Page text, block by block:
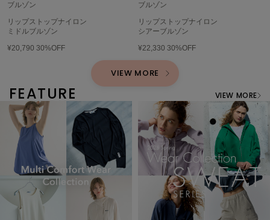
トーアンドトー
TEVA
THE NORTH FACE
ザ・ノース・フェイス
TODAYFUL
トゥデイフル
TSURU by Mariko Oikawa
ツルバイマリコオイカワ
ブルゾン
リップストップナイロン
ミドルブルゾン
¥20,790 30%OFF
ブルゾン
リップストップナイロン
シアーブルゾン
¥22,33030%OFF
VIEW MORE
FEATURE VIEW MORE